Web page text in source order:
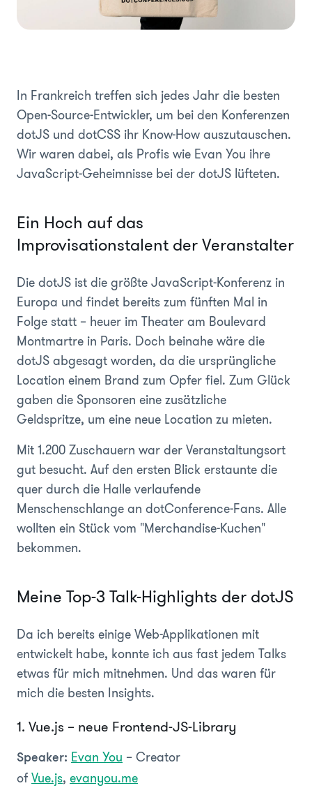
In Frankreich treffen sich jedes Jahr die besten
Open-Source-Entwickler, um bei den Konferenzen
dotJS und dotCSS ihr Know-How auszutauschen.
Wir waren dabei, als Profis wie Evan You ihre
JavaScript-Geheimnisse bei der dotJS lüfteten.
Ein Hoch auf das
Improvisationstalent der Veranstalter
Die dotJS ist die größte JavaScript-Konferenz in
Europa und findet bereits zum fünften Mal in
Folge statt – heuer im Theater am Boulevard
Montmartre in Paris. Doch beinahe wäre die
dotJS abgesagt worden, da die ursprüngliche
Location einem Brand zum Opfer fiel. Zum Glück
gaben die Sponsoren eine zusätzliche
Geldspritze, um eine neue Location zu mieten.
Mit 1.200 Zuschauern war der Veranstaltungsort
gut besucht. Auf den ersten Blick erstaunte die
quer durch die Halle verlaufende
Menschenschlange an dotConference-Fans. Alle
wollten ein Stück vom "Merchandise-Kuchen"
bekommen.
Meine Top-3 Talk-Highlights der dotJS
Da ich bereits einige Web-Applikationen mit
entwickelt habe, konnte ich aus fast jedem Talks
etwas für mich mitnehmen. Und das waren für
mich die besten Insights.
1. Vue.js – neue Frontend-JS-Library
Speaker: Evan You – Creator
ofVue.js, evanyou.me